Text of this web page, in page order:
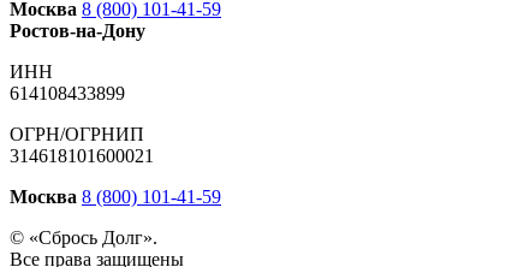
Москва 8 (800) 101-41-59
Ростов-на-Дону
ИНН
614108433899
ОГРН/ОГРНИП
314618101600021
Москва 8 (800) 101-41-59
© «Сбрось Долг».
Все права защищены